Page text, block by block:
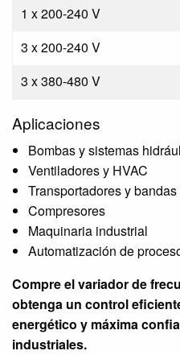
1 x 200-240 V
3 x 200-240 V
3 x 380-480 V
Aplicaciones
Bombas y sistemas
Ventiladores y HVAC
Transportadores y
Compresores
Maquinaria industrial
Automatización de
Compre el variador de
obtenga un control
energético y máxima
industriales.